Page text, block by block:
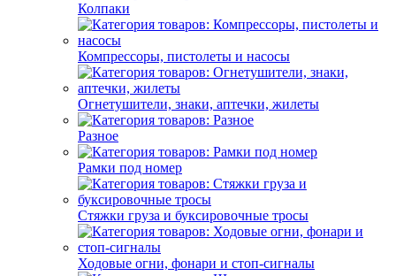
Колпаки
Компрессоры, пистолеты и насосы
Огнетушители, знаки, аптечки, жилеты
Разное
Рамки под номер
Стяжки груза и буксировочные тросы
Ходовые огни, фонари и стоп-сигналы